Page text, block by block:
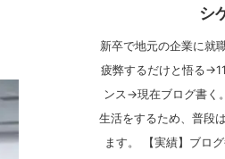
シ
新卒で地元の企業に就
疲弊するだけと悟る
ンス→現在ブログ書く
生活をするため、普段
ます。 【実績】ブロ